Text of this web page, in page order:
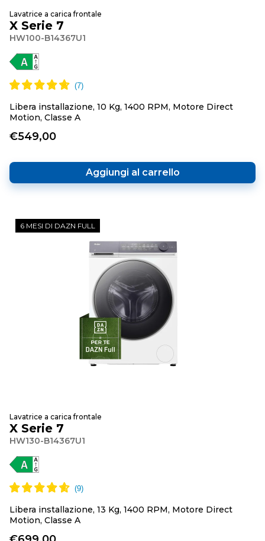
Lavatrice a carica frontale
X Serie 7
HW100-B14367U1
Libera installazione, 10 Kg, 1400 RPM, Motore Direct
Motion, Classe A
€549,00
Aggiungi al carrello
6 MESI DI DAZN FULL
Lavatrice a carica frontale
X Serie 7
HW130-B14367U1
Libera installazione, 13 Kg, 1400 RPM, Motore Direct
Motion, Classe A